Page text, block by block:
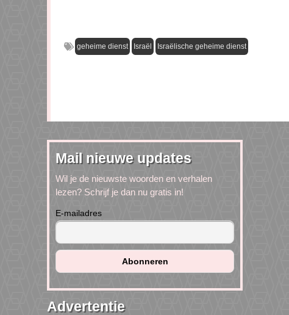
geheime dienst Israël Israëlische geheime dienst
Mail nieuwe updates
Wil je de nieuwste woorden en verhalen
lezen? Schrijf je dan nu gratis in!
E-mailadres
Advertentie